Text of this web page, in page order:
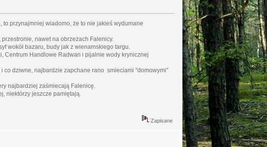
to przynajmniej wiadomo, że to nie jakieś wydumane
nawet na obrzeżach Falenicy.
wokół bazaru, budy jak z wienamskiego targu.
Centrum Handlowe Radwan i pijalnie wody krynicznej
co dziwne, najbardzie zapchane rano smieciami "domowymi"
najbardziej zaśmiecają Falenicę.
niektórzy jeszcze pamiętają.
Zapisane